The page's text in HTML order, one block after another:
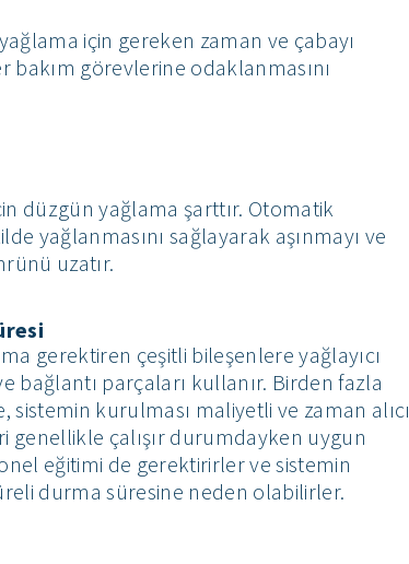
için gereken zaman ve çabayı
görevlerine odaklanmasını
düzgün yağlama şarttır. Otomatik
yağlanmasını sağlayarak aşınmayı ve
uzatır.
gerektiren çeşitli bileşenlere yağlayıcı
bağlantı parçaları kullanır. Birden fazla
kurulması maliyetli ve zaman alıcı
genellikle çalışır durumdayken uygun
eğitimi de gerektirirler ve sistemin
durma süresine neden olabilirler.